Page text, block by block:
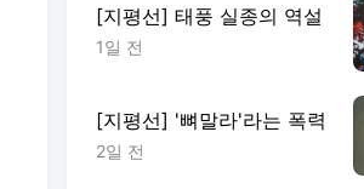
[지평선] 태풍 실종의 역설
1일 전
[지평선] '뼈말라'라는 폭력
2일 전